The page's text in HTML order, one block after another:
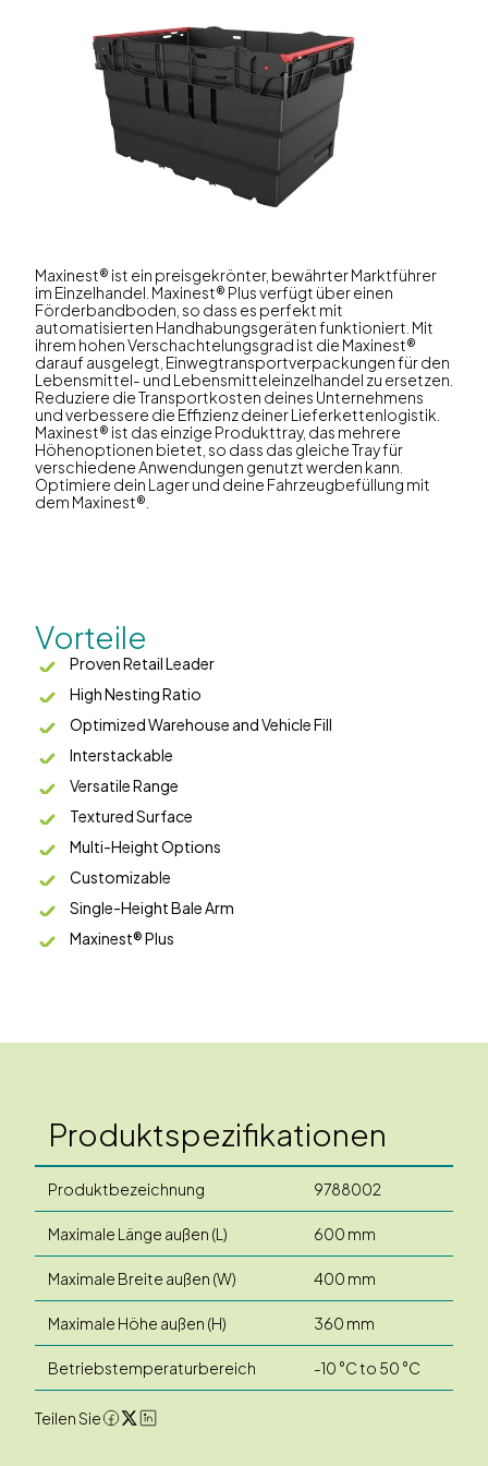
Maxinest® ist ein preisgekrönter, bewährter Marktführer
im Einzelhandel. Maxinest® Plus verfügt über einen
Förderbandboden, so dass es perfekt mit
automatisierten Handhabungsgeräten funktioniert. Mit
ihrem hohen Verschachtelungsgrad ist die Maxinest®
darauf ausgelegt, Einwegtransportverpackungen für den
Lebensmittel- und Lebensmitteleinzelhandel zu ersetzen.
Reduziere die Transportkosten deines Unternehmens
und verbessere die Effizienz deiner Lieferkettenlogistik.
Maxinest® ist das einzige Produkttray, das mehrere
Höhenoptionen bietet, so dass das gleiche Tray für
verschiedene Anwendungen genutzt werden kann.
Optimiere dein Lager und deine Fahrzeugbefüllung mit
dem Maxinest®.
Vorteile
Proven Retail Leader
High Nesting Ratio
Optimized Warehouse and Vehicle Fill
Interstackable
Versatile Range
Textured Surface
Multi-Height Options
Customizable
Single-Height Bale Arm
Maxinest® Plus
Produktspezifikationen
Produktbezeichnung 9788002
Maximale Länge außen (L) 600 mm
Maximale Breite außen (W) 400 mm
Maximale Höhe außen (H) 360 mm
Betriebstemperaturbereich -10 °C to 50 °C
Teilen Sie